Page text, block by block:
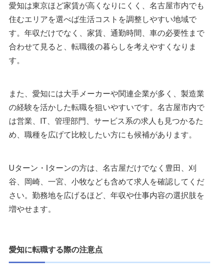
愛知は東京ほど家賃が高くなりにくく、名古屋市内でも
住むエリアを選べば生活コストを調整しやすい地域で
す。年収だけでなく、家賃、通勤時間、車の必要性まで
合わせて見ると、転職後の暮らしを考えやすくなりま
す。
また、愛知には大手メーカーや関連企業が多く、製造業
の経験を活かした転職を狙いやすいです。名古屋市内で
は営業、IT、管理部門、サービス系の求人も見つかるた
め、職種を広げて比較したい方にも候補があります。
Uターン・Iターンの方は、名古屋だけでなく豊田、刈
谷、岡崎、一宮、小牧なども含めて求人を確認してくだ
さい。勤務地を広げるほど、年収や仕事内容の選択肢を
増やせます。
愛知に転職する際の注意点